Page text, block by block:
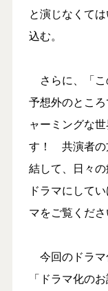
と演じなくて
込む。
さらに、「こ
予想外のとこ
ャーミングな
す！ 共演者の
結して、日々
ドラマにして
マをご覧くだ
今回のドラマ
「ドラマ化の